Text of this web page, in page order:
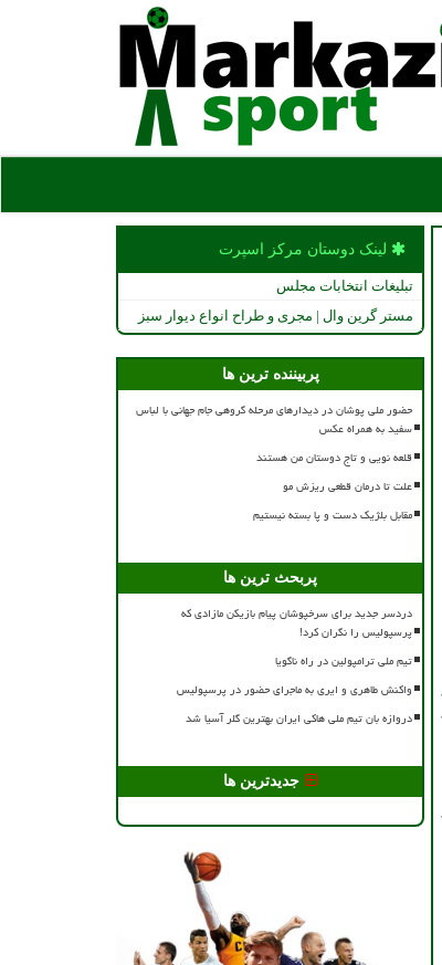
لینک دوستان مركز اسپرت
تبلیغات انتخابات مجلس
مستر گرین وال | مجری و طراح انواع دیوار سبز
پربیننده ترین ها
حضور ملی پوشان در دیدارهای مرحله گروهی جام جهانی با لباس
سفید به همراه عکس
قلعه نویی و تاج دوستان من هستند
علت تا درمان قطعی ریزش مو
مقابل بلژیک دست و پا بسته نیستیم
پربحث ترین ها
دردسر جدید برای سرخپوشان پیام بازیکن مازادی که
پرسپولیس را نگران کرد!
تیم ملی ترامپولین در راه ناگویا
واکنش طاهری و ایری به ماجرای حضور در پرسپولیس
دروازه بان تیم ملی هاکی ایران بهترین گلر آسیا شد
جدیدترین ها